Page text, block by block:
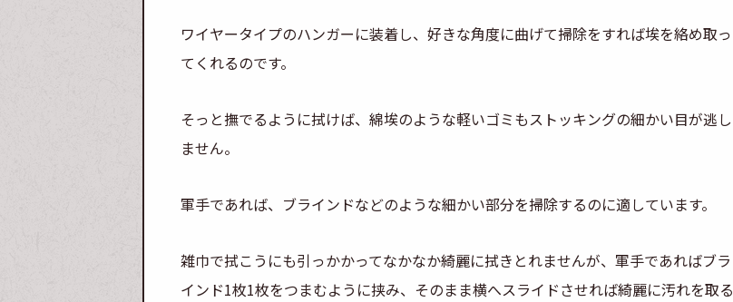
ワイヤータイプのハンガーに装着し、好きな角度に曲げて掃除をすれば埃を絡め取っ
てくれるのです。
そっと撫でるように拭けば、綿埃のような軽いゴミもストッキングの細かい目が逃し
ません。
軍手であれば、ブラインドなどのような細かい部分を掃除するのに適しています。
雑巾で拭こうにも引っかかってなかなか綺麗に拭きとれませんが、軍手であればブラ
インド1枚1枚をつまむように挟み、そのまま横へスライドさせれば綺麗に汚れを取る